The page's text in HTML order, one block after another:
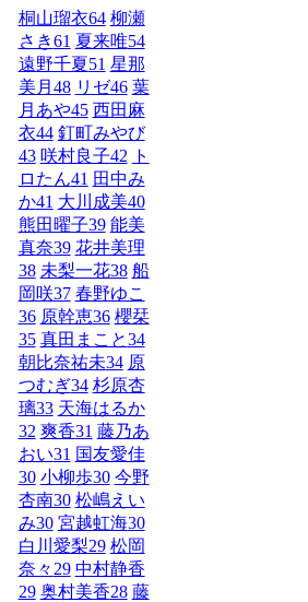
桐山瑠衣64 柳瀬
さき61 夏来唯54
遠野千夏51 星那
美月 48 リゼ46 葉
月あや45 西田麻
衣44 釘町みやび
43 咲村良子42
ト
ロたん41 田中み
か41 大川成美40
熊田曜子39 能美
真奈39 花井美理
38 未梨一花38 船
岡咲37 春野ゆこ
36 原幹恵36 櫻栞
35 真田まこと34
朝比奈祐未34 原
つむぎ34 杉原杏
璃33 天海はるか
32 爽香31 藤乃あ
おい31 国友愛佳
30 小柳歩30 今野
杏南30 松嶋えい
み30 宮越虹海30
白川愛梨29 松岡
奈々 29 中村静香
29 奥村美香28 藤